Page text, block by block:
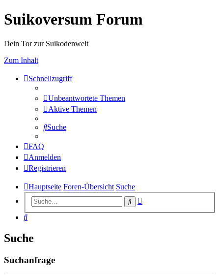
Suikoversum Forum
Dein Tor zur Suikodenwelt
Zum Inhalt
Schnellzugriff
Unbeantwortete Themen
Aktive Themen
Suche
FAQ
Anmelden
Registrieren
Hauptseite Foren-Übersicht Suche
Suche
Suche
Suche
Suchanfrage